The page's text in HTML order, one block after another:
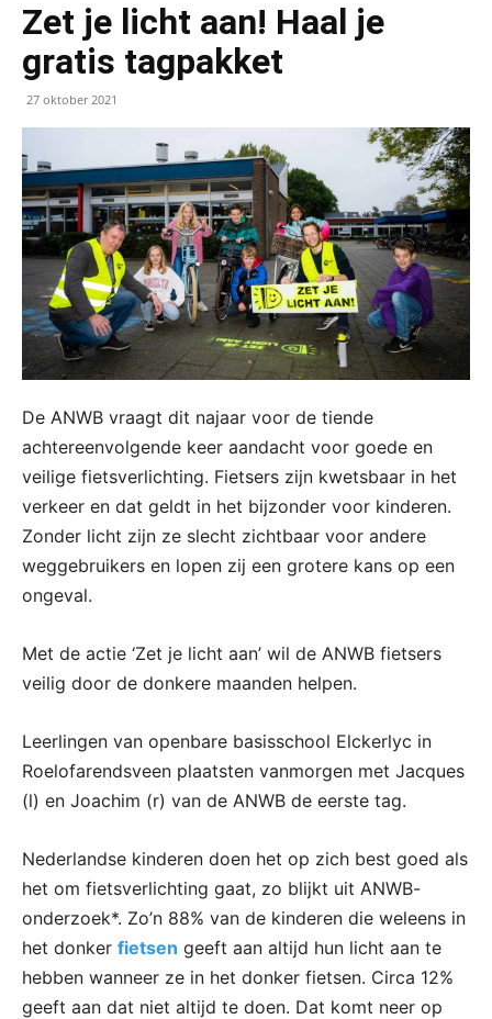
Zet je licht aan! Haal je
gratis tagpakket
27 oktober 2021
De ANWB vraagt dit najaar voor de tiende
achtereenvolgende keer aandacht voor goede en
veilige fietsverlichting. Fietsers zijn kwetsbaar in het
verkeer en dat geldt in het bijzonder voor kinderen.
Zonder licht zijn ze slecht zichtbaar voor andere
weggebruikers en lopen zij een grotere kans op een
ongeval.
Met de actie ‘Zet je licht aan’ wil de ANWB fietsers
veilig door de donkere maanden helpen.
Leerlingen van openbare basisschool Elckerlyc in
Roelofarendsveen plaatsten vanmorgen met Jacques
(l) en Joachim (r) van de ANWB de eerste tag.
Nederlandse kinderen doen het op zich best goed als
het om fietsverlichting gaat, zo blijkt uit ANWB-
onderzoek*. Zo’n 88% van de kinderen die weleens in
het donker fietsen geeft aan altijd hun licht aan te
hebben wanneer ze in het donker fietsen. Circa 12%
geeft aan dat niet altijd te doen. Dat komt neer op